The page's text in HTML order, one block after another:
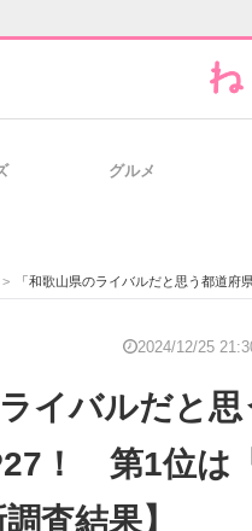
IT製品
グルメ
> 「和歌山県のライバルだと思う都道府県」ランキ
2024/12/25
ライバルだと
！ 第1位は
査結果】